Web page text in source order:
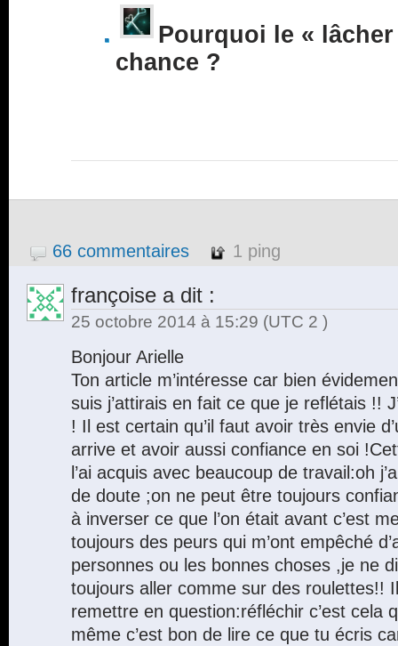
Pourquoi le «
chance ?
66 commentaires 1 ping
françoise a dit :
25 octobre 2014 à 15:29 (UTC 2 )
Bonjour Arielle
Ton article m’intéresse car bien
suis j’attirais en fait ce que je reflétais !!
! Il est certain qu’il faut avoir très envie
arrive et avoir aussi confiance en soi
l’ai acquis avec beaucoup de travail:oh
de doute ;on ne peut être toujours
à inverser ce que l’on était avant c’est
toujours des peurs qui m’ont empêché
personnes ou les bonnes choses ,je ne
toujours aller comme sur des roulettes!!
remettre en question:réfléchir c’est cela
même c’est bon de lire ce que tu écris